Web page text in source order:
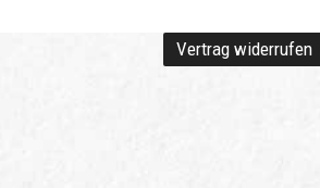
Vertrag widerrufen